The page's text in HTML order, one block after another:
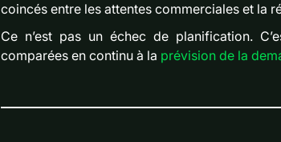
coincés entre les attentes commerciales et la
Ce n’est pas un échec de planification.
comparées en continu à la prévision de la